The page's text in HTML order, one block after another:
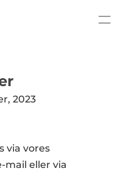
2023
via vores
mail eller via